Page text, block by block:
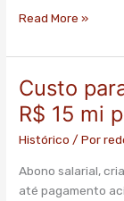
Read More »
Custo
R$ 15 mi
Histórico / Por
Abono salarial,
até pagamento
Custo
para
manter
TCM